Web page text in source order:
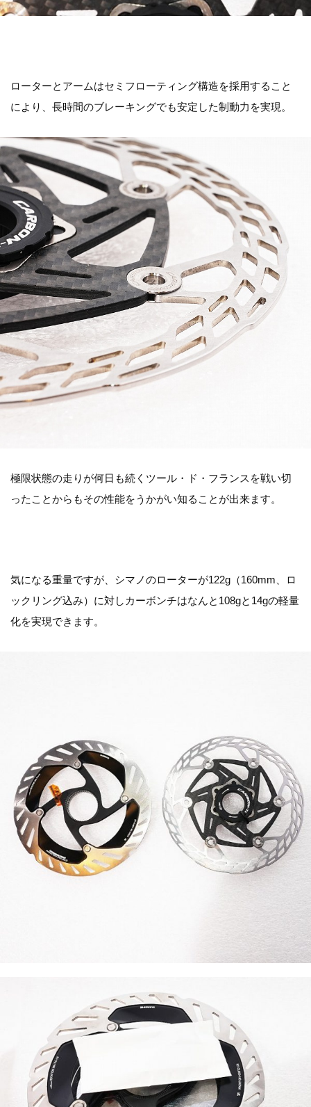
ローターとアームはセミフローティング構造を採用すること
により、長時間のブレーキングでも安定した制動力を実現。
極限状態の走りが何日も続くツール・ド・フランスを戦い切
ったことからもその性能をうかがい知ることが出来ます。
気になる重量ですが、シマノのローターが122g（160mm、ロ
ックリング込み）に対しカーボンチはなんと108gと14gの軽量
化を実現できます。